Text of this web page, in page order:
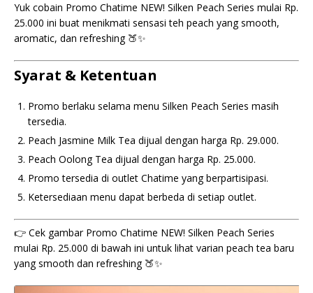
Yuk cobain Promo Chatime NEW! Silken Peach Series mulai Rp.
25.000 ini buat menikmati sensasi teh peach yang smooth,
aromatic, dan refreshing 🍑✨
Syarat & Ketentuan
Promo berlaku selama menu Silken Peach Series masih
tersedia.
Peach Jasmine Milk Tea dijual dengan harga Rp. 29.000.
Peach Oolong Tea dijual dengan harga Rp. 25.000.
Promo tersedia di outlet Chatime yang berpartisipasi.
Ketersediaan menu dapat berbeda di setiap outlet.
👉 Cek gambar Promo Chatime NEW! Silken Peach Series
mulai Rp. 25.000 di bawah ini untuk lihat varian peach tea baru
yang smooth dan refreshing 🍑✨